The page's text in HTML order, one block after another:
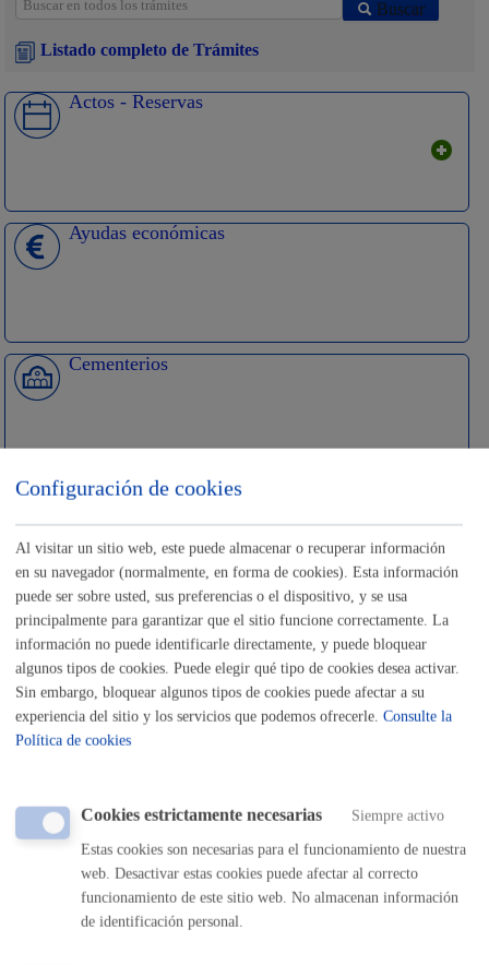
Buscar
Listado completo de Trámites
Actos - Reservas
Ayudas económicas
Cementerios
Empleo - Contratación
Impulso Económico
Licencias - Autorizaciones
Configuración de cookies
Al visitar un sitio web, este puede almacenar o recuperar información
en su navegador (normalmente, en forma de cookies). Esta información
puede ser sobre usted, sus preferencias o el dispositivo, y se usa
principalmente para garantizar que el sitio funcione correctamente. La
información no puede identificarle directamente, y puede bloquear
algunos tipos de cookies. Puede elegir qué tipo de cookies desea activar.
Sin embargo, bloquear algunos tipos de cookies puede afectar a su
experiencia del sitio y los servicios que podemos ofrecerle. Consulte la
Política de cookies
Cookies estrictamente necesarias Siempre activo
Estas cookies son necesarias para el funcionamiento de nuestra
web. Desactivar estas cookies puede afectar al correcto
funcionamiento de este sitio web. No almacenan información
de identificación personal.